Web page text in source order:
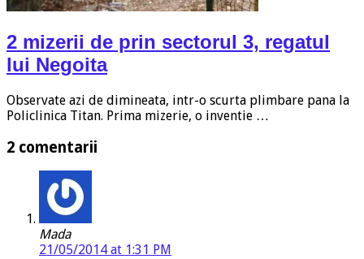
2 mizerii de prin sectorul 3, regatul
lui Negoita
Observate azi de dimineata, intr-o scurta plimbare pana la
Policlinica Titan. Prima mizerie, o inventie …
2 comentarii
Mada
21/05/2014 at 1:31 PM